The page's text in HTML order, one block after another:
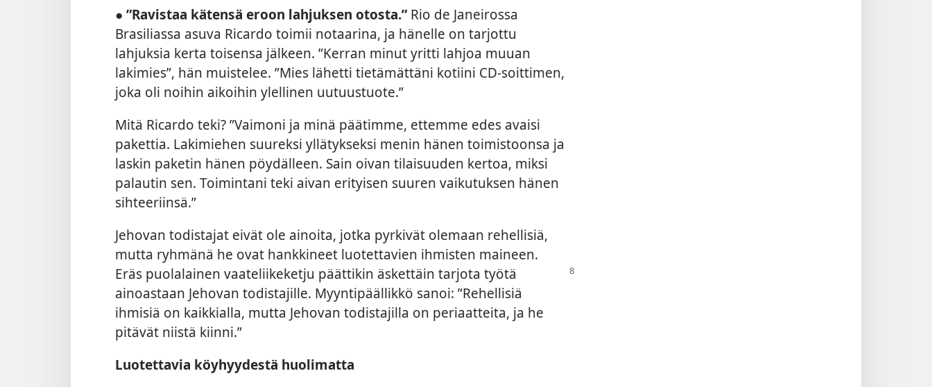
● ”Ravistaa kätensä eroon lahjuksen otosta.”Rio de Janeirossa
Brasiliassa asuva Ricardo toimii notaarina, ja hänelle on tarjottu
lahjuksia kerta toisensa jälkeen. ”Kerran minut yritti lahjoa muuan
lakimies”, hän muistelee. ”Mies lähetti tietämättäni kotiini CD-soittimen,
joka oli noihin aikoihin ylellinen uutuustuote.”
Mitä Ricardo teki? ”Vaimoni ja minä päätimme, ettemme edes avaisi
pakettia. Lakimiehen suureksi yllätykseksi menin hänen toimistoonsa ja
laskin paketin hänen pöydälleen. Sain oivan tilaisuuden kertoa, miksi
palautin sen. Toimintani teki aivan erityisen suuren vaikutuksen hänen
sihteeriinsä.”
Jehovan todistajat eivät ole ainoita, jotka pyrkivät olemaan rehellisiä,
mutta ryhmänä he ovat hankkineet luotettavien ihmisten maineen.
Eräs puolalainen vaateliikeketju päättikin äskettäin tarjota työtä
ainoastaan Jehovan todistajille. Myyntipäällikkö sanoi: ”Rehellisiä
ihmisiä on kaikkialla, mutta Jehovan todistajilla on periaatteita, ja he
pitävät niistä kiinni.”
Luotettavia köyhyydestä huolimatta